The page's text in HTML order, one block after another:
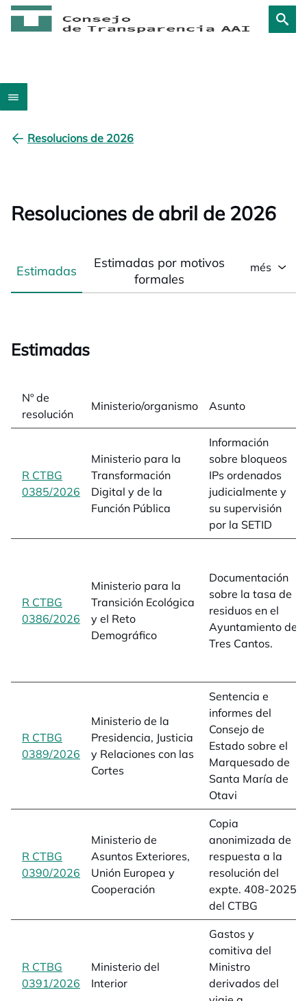
Resolucions de 2026
Resoluciones de abril de 2026
Estimadas
Estimadas por motivos
formales
més
Estimadas
Nº de
resolución
Ministerio/organismo Asunto
R CTBG
0385/2026 opens in a new tab
Ministerio para la
Transformación
Digital y de la
Función Pública
Información
sobre bloqueos
IPs ordenados
judicialmente y
su supervisión
por la SETID
R CTBG
0386/2026 opens in a new tab
Ministerio para la
Transición Ecológica
y el Reto
Demográfico
Documentación
sobre la tasa de
residuos en el
Ayuntamiento de
Tres Cantos.
R CTBG
0389/2026 opens in a new tab
Ministerio de la
Presidencia, Justicia
y Relaciones con las
Cortes
Sentencia e
informes del
Consejo de
Estado sobre el
Marquesado de
Santa María de
Otavi
R CTBG
0390/2026 opens in a new tab
Ministerio de
Asuntos Exteriores,
Unión Europea y
Cooperación
Copia
anonimizada de
respuesta a la
resolución del
expte. 408-2025
del CTBG
R CTBG
0391/2026 opens in a new tab
Ministerio del
Interior
Gastos y
comitiva del
Ministro
derivados del